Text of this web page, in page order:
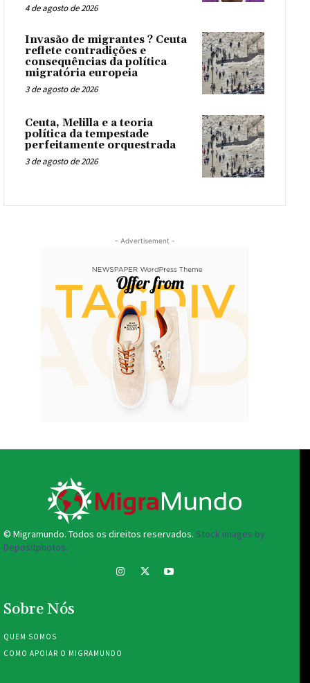
4 de agosto de 2026
Invasão de migrantes ? Ceuta
reflete contradições e
consequências da política
migratória europeia
3 de agosto de 2026
Ceuta, Melilla e a teoria
política da tempestade
perfeitamente orquestrada
3 de agosto de 2026
- Advertisement -
© Migramundo. Todos os direitos reservados. Stock images by
Depositphotos.
Sobre Nós
QUEM SOMOS
COMO APOIAR O MIGRAMUNDO